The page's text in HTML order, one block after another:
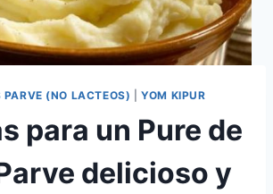
(NO LACTEOS) |YOM KIPUR
para un Pure de
delicioso y